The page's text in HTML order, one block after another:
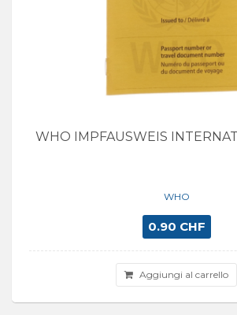
WHO IMPFAUSWEIS
WHO
0.90 CHF
Aggiungi al carrello